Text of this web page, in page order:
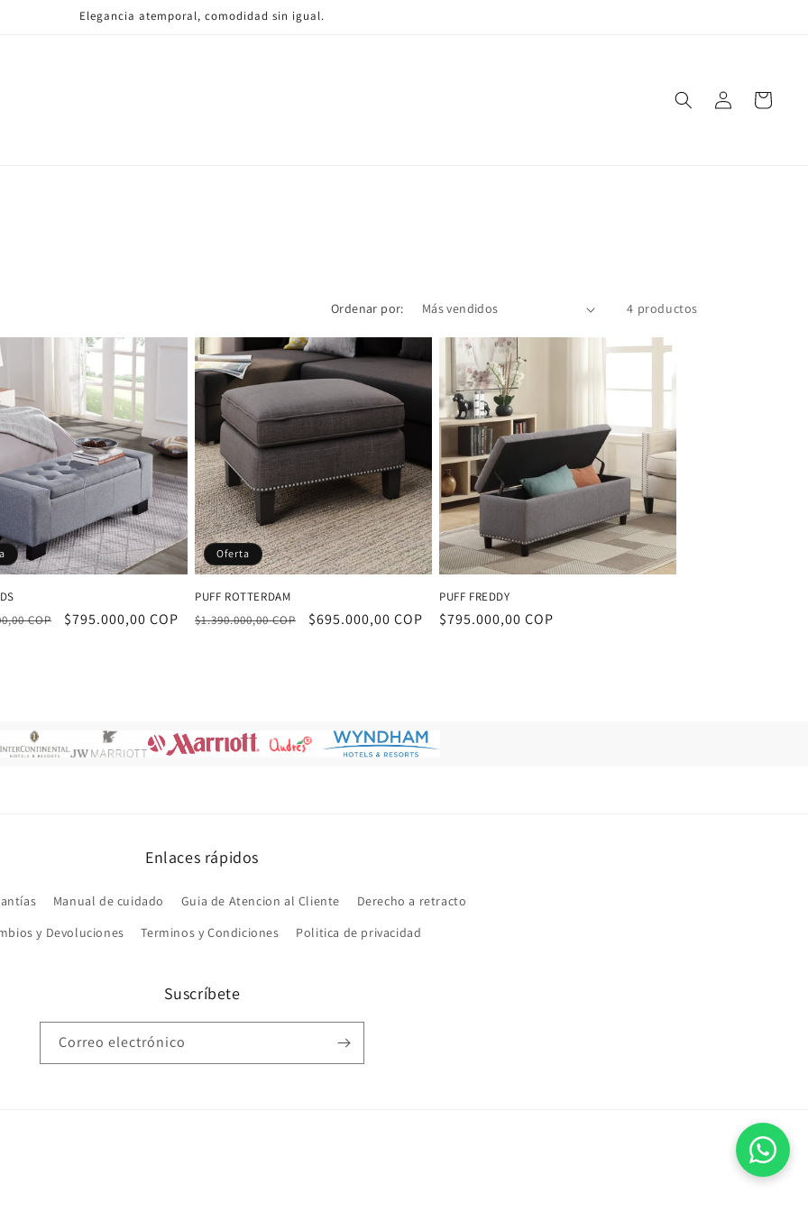
Elegancia atemporal, comodidad sin igual.
Iniciar
sesión
Carrito
Ordenar por: 4 productos
COP
Precio
$795.000,00 COP
Oferta
PUFF ROTTERDAM
Precio
$1.390.000,00 COP
Precio
$695.000,00 COP
PUFF FREDDY
Precio
$795.000,00 COP
Enlaces rápidos
Manual de cuidado Guia de Atencion al Cliente
Derecho a retracto
y Devoluciones
Terminos y Condiciones Politica de privacidad
Suscríbete
Correo electrónico